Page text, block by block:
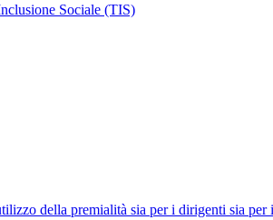
Sociale (TIS)
della premialità sia per i dirigenti sia per